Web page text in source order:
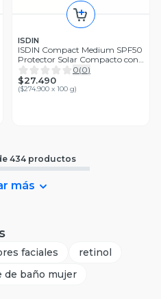
ISDIN
ISDIN Compact Medium SPF50
Protector Solar Compacto con
Color 10g
0(0)
$27.490
($274.900 x 100 g)
434 productos
más
faciales
retinol
de baño mujer